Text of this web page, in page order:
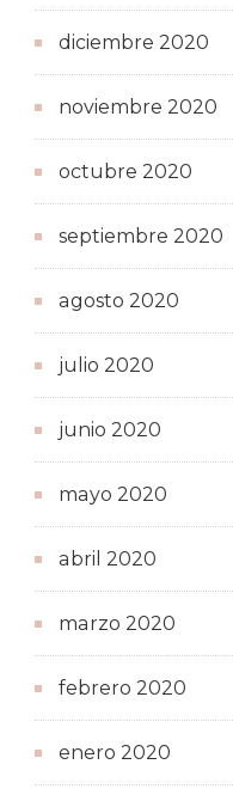
diciembre 2020
noviembre 2020
octubre 2020
septiembre 2020
agosto 2020
julio 2020
junio 2020
mayo 2020
abril 2020
marzo 2020
febrero 2020
enero 2020